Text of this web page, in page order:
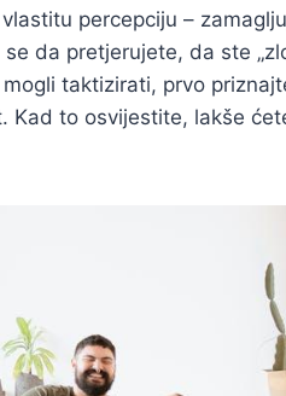
percepciju –
da pretjerujete, da ste
taktizirati, prvo
Kad to osvijestite, lakše